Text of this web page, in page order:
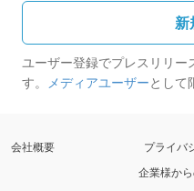
新
ユーザー登録でプレスリリ
す。 メディアユーザーとして
会社概要 プライバ
企業様か